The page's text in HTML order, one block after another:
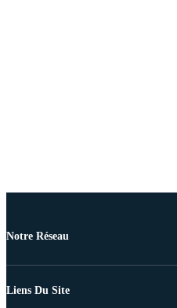
Notre Réseau
Liens Du Site